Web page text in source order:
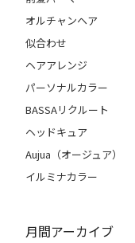
オルチャンヘア
似合わせ
ヘアアレンジ
パーソナルカラー
BASSAリクルート
ヘッドキュア
Aujua（オージュア）
イルミナカラー
月間アーカイブ